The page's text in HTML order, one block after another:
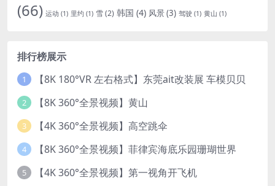
(66) 运动 (1) 里约 (1) 雪(2) 韩国 (4) 风景(3) 驾驶 (1) 黄山 (1)
排行榜展示
1 【8K 180°VR 左右格式】东莞ait改装展 车模贝贝
2 【8K 360°全景视频】黄山
3 【4K 360°全景视频】高空跳伞
4 【8K 360°全景视频】菲律宾海底乐园珊瑚世界
5 【4K 360°全景视频】第一视角开飞机